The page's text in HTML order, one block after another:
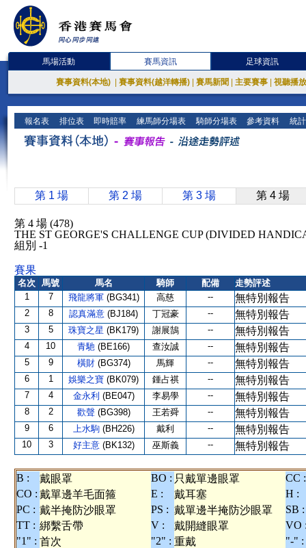
馬場活動 賽馬資訊 足球資訊
賽事資料(本地) 賽事資料(越洋轉播) 賽馬新聞 主要賽事 視聽播
報名表 排位表 即時賠率 練馬師分場表 騎師分場表 參考資料 統
第 1 場 第 2 場 第 3 場 第 4 場
第 4 場 (478)
THE ST GEORGE'S CHALLENGE CUP (DIVIDED
組別 -1
賽果
名次 馬號 馬名 騎師 配備
走勢評述
1
7 飛龍將軍 (BG341) 高慈 -- 無特別報告
2 8 認真滿意 (BJ184) 丁冠豪 -- 無特別報告
3 5 珠寶之星 (BK179) 謝展鵠 -- 無特別報告
4 10 青馳 (BE166) 查汝誠 -- 無特別報告
5 9 橫財 (BG374) 馬輝 -- 無特別報告
6 1 娛樂之寶 (BK079) 鍾占祺 -- 無特別報告
7 4 金永利 (BE047) 李易學 -- 無特別報告
8 2 歡聲 (BG398) 王若舜 -- 無特別報告
9 6 上水駒 (BH226) 戴利 -- 無特別報告
10 3 好主意 (BK132) 巫斯義 -- 無特別報告
B : 戴眼罩 BO : 只戴單邊眼罩
CC :
CO : 戴單邊羊毛面箍 E : 戴耳塞
H :
PC : 戴半掩防沙眼罩 PS : 戴單邊半掩防沙眼罩
SB :
TT : 綁繫舌帶 V : 戴開縫眼罩
VO
"1" : 首次 "2" : 重戴 "-" :